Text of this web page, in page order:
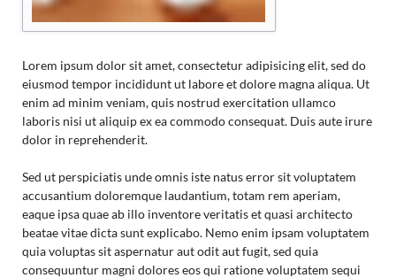
Lorem ipsum dolor sit amet, consectetur adipisicing elit, sed do
eiusmod tempor incididunt ut labore et dolore magna aliqua. Ut
enim ad minim veniam, quis nostrud exercitation ullamco
laboris nisi ut aliquip ex ea commodo consequat. Duis aute irure
dolor in reprehenderit.
Sed ut perspiciatis unde omnis iste natus error sit voluptatem
accusantium doloremque laudantium, totam rem aperiam,
eaque ipsa quae ab illo inventore veritatis et quasi architecto
beatae vitae dicta sunt explicabo. Nemo enim ipsam voluptatem
quia voluptas sit aspernatur aut odit aut fugit, sed quia
consequuntur magni dolores eos qui ratione voluptatem sequi